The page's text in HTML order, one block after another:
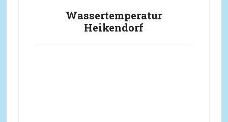
Wassertemperatur
Heikendorf